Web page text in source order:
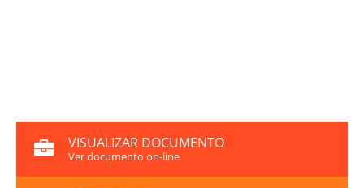
VISUALIZAR DOCUMENTO
Ver documento on-line